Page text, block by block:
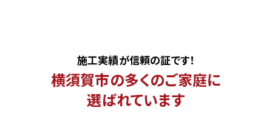
施工実績が信頼の証です！
横須賀市の多くのご家庭に
選ばれています